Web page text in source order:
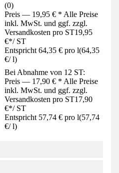
(0)
Preis — 19,95 € * Alle Preise
inkl. MwSt. und ggf. zzgl.
Versandkosten pro ST19,95
€*/ ST
Entspricht 64,35 € pro l(64,35
€/ l)
Bei Abnahme von 12 ST:
Preis — 17,90 € * Alle Preise
inkl. MwSt. und ggf. zzgl.
Versandkosten pro ST17,90
€*/ ST
Entspricht 57,74 € pro l(57,74
€/ l)